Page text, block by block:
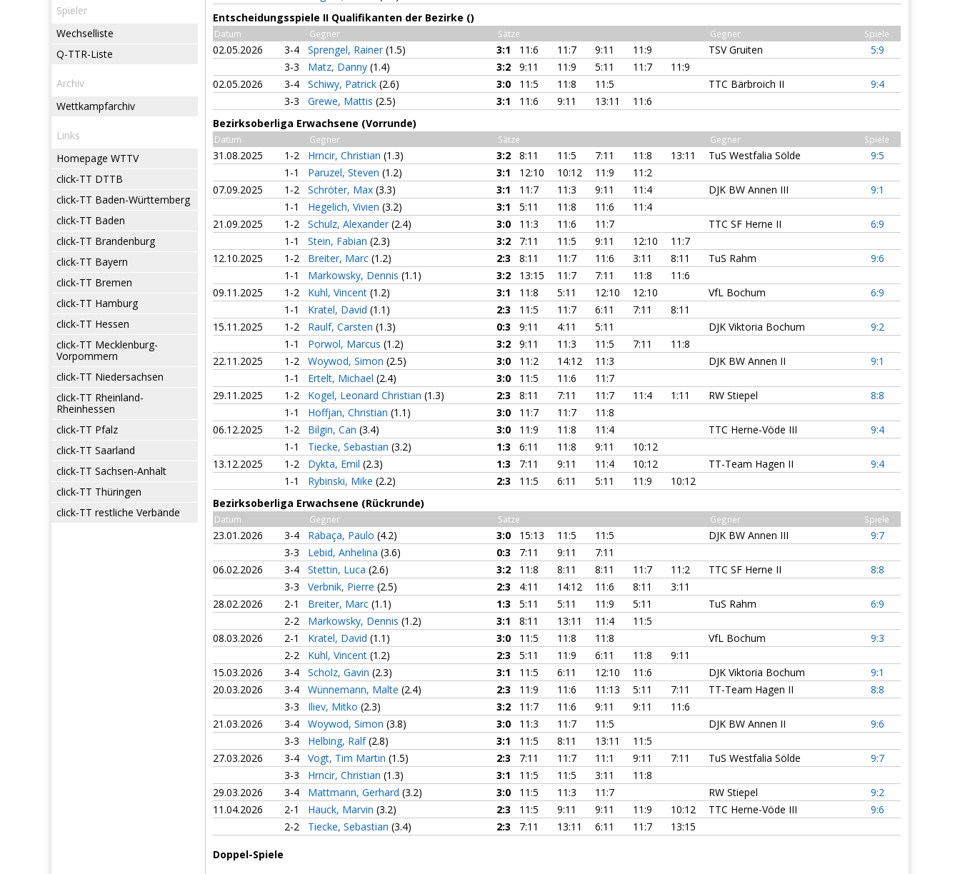
Spieler
Wechselliste
Q-TTR-Liste
Archiv
Wettkampfarchiv
Links
Homepage WTTV
click-TT DTTB
click-TT Baden-Württemberg
click-TT Baden
click-TT Brandenburg
click-TT Bayern
click-TT Bremen
click-TT Hamburg
click-TT Hessen
click-TT Mecklenburg-
Vorpommern
click-TT Niedersachsen
click-TT Rheinland-
Rheinhessen
click-TT Pfalz
click-TT Saarland
click-TT Sachsen-Anhalt
click-TT Thüringen
click-TT restliche Verbände
Entscheidungsspiele II Qualifikanten der Bezirke ()
Datum Gegner Sätze Gegner Spiele
02.05.2026 3-4 Sprengel, Rainer (1.5) 3:1 11:6 11:7 9:11 11:9 TSV Gruiten
5:9
3-3
Matz, Danny (1.4) 3:2 9:11 11:9 5:11 11:7
11:9
02.05.2026
3-4 Schiwy, Patrick (2.6) 3:0 11:5 11:8 11:5 TTC Bärbroich II
9:4
3-3
Grewe, Mattis (2.5) 3:1 11:6 9:11 13:11
11:6
Bezirksoberliga Erwachsene (Vorrunde)
Datum Gegner Sätze Gegner Spiele
31.08.2025 1-2 Hrncir, Christian (1.3) 3:2 8:11 11:5 7:11 11:8 13:11 TuS Westfalia Sölde
9:5
1-1
Paruzel, Steven (1.2) 3:1 12:10 10:12 11:9
11:2
07.09.2025
1-2 Schröter, Max (3.3) 3:1 11:7 11:3 9:11 11:4 DJK BW Annen III
9:1
1-1
Hegelich, Vivien (3.2) 3:1 5:11 11:8 11:6
11:4
21.09.2025
1-2 Schulz, Alexander (2.4) 3:0 11:3 11:6 11:7 TTC SF Herne II
6:9
1-1
Stein, Fabian (2.3) 3:2 7:11 11:5 9:11 12:10
11:7
12.10.2025
1-2 Breiter, Marc (1.2) 2:3 8:11 11:7 11:6 3:11 8:11 TuS Rahm
9:6
1-1
Markowsky, Dennis (1.1) 3:2 13:15 11:7 7:11 11:8
11:6
09.11.2025
1-2 Kuhl, Vincent (1.2) 3:1 11:8 5:11 12:10 12:10 VfL Bochum
6:9
1-1
Kratel, David (1.1) 2:3 11:5 11:7 6:11 7:11
8:11
15.11.2025
1-2 Raulf, Carsten (1.3) 0:3 9:11 4:11 5:11 DJK Viktoria Bochum
9:2
1-1
Porwol, Marcus (1.2) 3:2 9:11 11:3 11:5 7:11
11:8
22.11.2025
1-2 Woywod, Simon (2.5) 3:0 11:2 14:12 11:3 DJK BW Annen II
9:1
1-1
Ertelt, Michael (2.4) 3:0 11:5 11:6
11:7
29.11.2025
1-2 Kogel, Leonard Christian (1.3) 2:3 8:11 7:11 11:7 11:4 1:11 RW Stiepel
8:8
1-1
Hoffjan, Christian (1.1) 3:0 11:7 11:7
11:8
06.12.2025
1-2 Bilgin, Can (3.4) 3:0 11:9 11:8 11:4 TTC Herne-Vöde III
9:4
1-1
Tiecke, Sebastian (3.2) 1:3 6:11 11:8 9:11
10:12
13.12.2025
1-2 Dykta, Emil (2.3) 1:3 7:11 9:11 11:4 10:12 TT-Team Hagen II
9:4
1-1
Rybinski, Mike (2.2) 2:3 11:5 6:11 5:11 11:9
10:12
Bezirksoberliga Erwachsene (Rückrunde)
Datum Gegner Sätze Gegner Spiele
23.01.2026 3-4 Rabaça, Paulo (4.2) 3:0 15:13 11:5 11:5 DJK BW Annen III
9:7
3-3
Lebid, Anhelina (3.6) 0:3 7:11 9:11
7:11
06.02.2026
3-4 Stettin, Luca (2.6) 3:2 11:8 8:11 8:11 11:7 11:2 TTC SF Herne II
8:8
3-3
Verbnik, Pierre (2.5) 2:3 4:11 14:12 11:6 8:11
3:11
28.02.2026
2-1 Breiter, Marc (1.1) 1:3 5:11 5:11 11:9 5:11 TuS Rahm
6:9
2-2
Markowsky, Dennis (1.2) 3:1 8:11 13:11 11:4
11:5
08.03.2026
2-1 Kratel, David (1.1) 3:0 11:5 11:8 11:8 VfL Bochum
9:3
2-2
Kuhl, Vincent (1.2) 2:3 5:11 11:9 6:11 11:8
9:11
15.03.2026
3-4 Scholz, Gavin (2.3) 3:1 11:5 6:11 12:10 11:6 DJK Viktoria Bochum
9:1
20.03.2026
3-4 Wünnemann, Malte (2.4) 2:3 11:9 11:6 11:13 5:11 7:11 TT-Team Hagen II
8:8
3-3
Iliev, Mitko (2.3) 3:2 11:7 11:6 9:11 9:11
11:6
21.03.2026
3-4 Woywod, Simon (3.8) 3:0 11:3 11:7 11:5 DJK BW Annen II
9:6
3-3
Helbing, Ralf(2.8) 3:1 11:5 8:11 13:11
11:5
27.03.2026
3-4 Vogt, Tim Martin (1.5) 2:3 7:11 11:7 11:1 9:11 7:11 TuS Westfalia Sölde
9:7
3-3
Hrncir, Christian (1.3) 3:1 11:5 11:5 3:11
11:8
29.03.2026
3-4 Mattmann, Gerhard (3.2) 3:0 11:5 11:3 11:7 RW Stiepel
9:2
11.04.2026
2-1 Hauck, Marvin (3.2) 2:3 11:5 9:11 9:11 11:9 10:12 TTC Herne-Vöde III
9:6
2-2
Tiecke, Sebastian (3.4) 2:3 7:11 13:11 6:11 11:7 13:15
Doppel-Spiele